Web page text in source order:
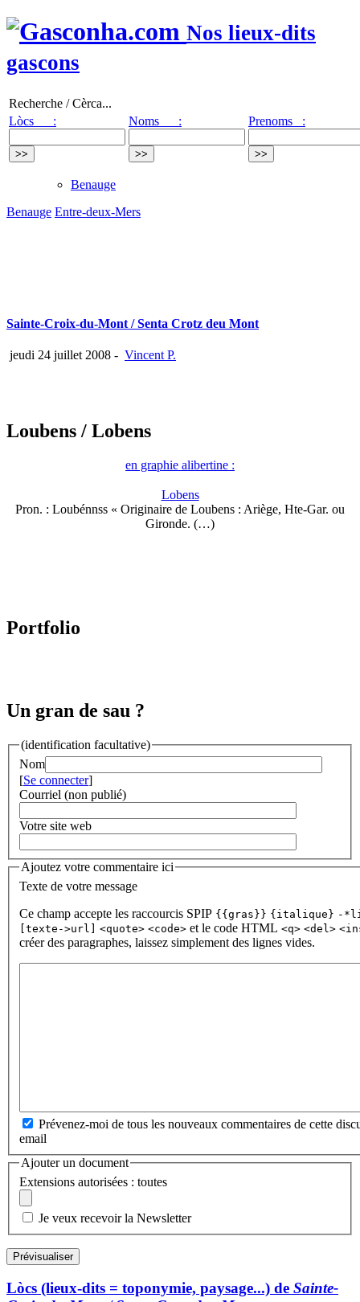
Nos lieux-dits
gascons
Recherche / Cèrca...
Lòcs :
Noms : Prenoms :
Benauge
Benauge Entre-deux-Mers
Sainte-Croix-du-Mont / Senta Crotz deu Mont
jeudi 24 juillet 2008 - Vincent P.
Loubens / Lobens
en graphie alibertine :
Lobens
Pron. : Loubénnss « Originaire de Loubens : Ariège, Hte-Gar. ou
Gironde. (…)
Portfolio
Un gran de sau ?
(identification facultative)
Nom
[Se connecter]
Courriel (non publié)
Votre site web
Ajoutez votre commentaire ici
Texte de votre message
Ce champ accepte les raccourcis SPIP {{gras}} {italique} -
[texte->url]
<quote> <code> et le code HTML <q> <del>
créer des paragraphes, laissez simplement des lignes vides.
Prévenez-moi de tous les nouveaux commentaires de cette
email
Ajouter un document
Extensions autorisées : toutes
Je veux recevoir la Newsletter
Lòcs (lieux-dits = toponymie, paysage...) de Sainte-